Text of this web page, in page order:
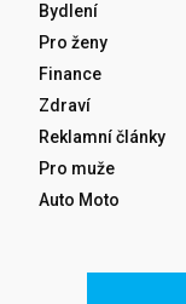
Bydlení
Pro ženy
Finance
Zdraví
Reklamní články
Pro muže
Auto Moto